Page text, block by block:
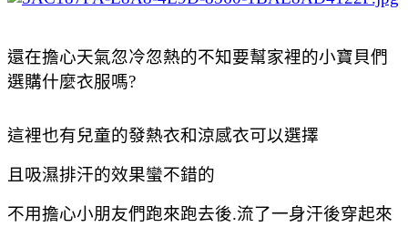
還在擔心天氣忽冷忽熱的不知要幫家裡的小寶貝們
選購什麼衣服嗎?
這裡也有兒童的發熱衣和涼感衣可以選擇
且吸濕排汗的效果蠻不錯的
不用擔心小朋友們跑來跑去後.流了一身汗後穿起來